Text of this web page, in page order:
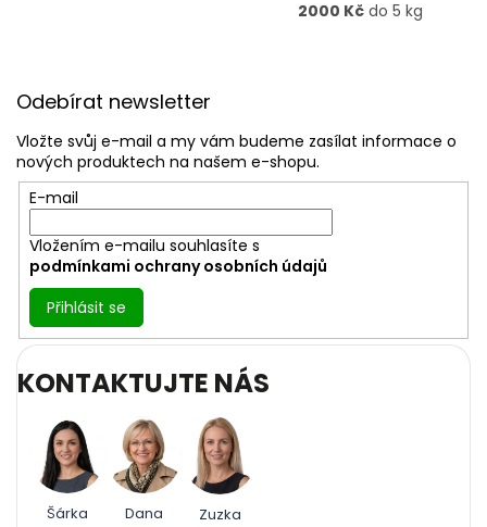
2000 Kč do 5 kg
Odebírat newsletter
Vložte svůj e-mail a my vám budeme zasílat informace o
nových produktech na našem e-shopu.
E-mail
Vložením e-mailu souhlasíte s
podmínkami ochrany osobních údajů
Přihlásit se
KONTAKTUJTE NÁS
Šárka Dana
Zuzka